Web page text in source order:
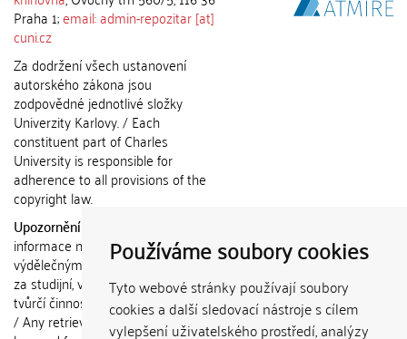
Používáme soubory cookies
Tyto webové stránky používají soubory
cookies a další sledovací nástroje s cílem
vylepšení uživatelského prostředí, analýzy
Praha 1;email: admin-repozitar [at]
cuni.cz
Za dodržení všech ustanovení
autorského zákona jsou
zodpovědné jednotlivé složky
Univerzity Karlovy. / Each
constituent part of Charles
University is responsible for
adherence to all provisions of the
copyright law.
Upozornění / Notice:
informace nemohou být použity k
výdělečným účelům nebo vydávány
za studijní, vědeckou nebo jinou
tvůrčí činnost jiné osoby než autora.
/ Any retrieved information shall not